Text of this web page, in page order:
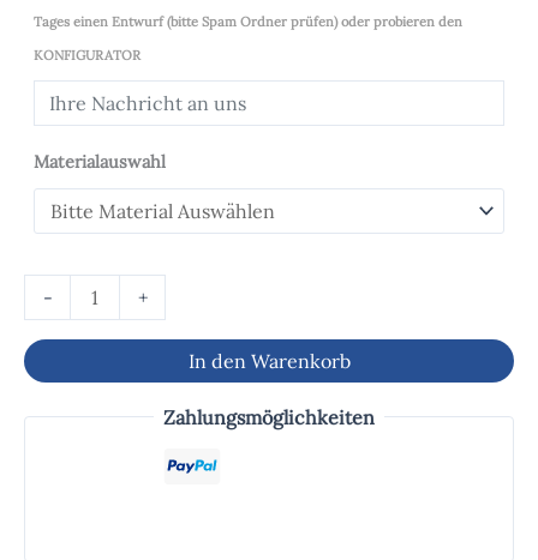
Tages einen Entwurf (bitte Spam Ordner prüfen) oder probieren den
KONFIGURATOR
Materialauswahl
- +
In den Warenkorb
Zahlungsmöglichkeiten